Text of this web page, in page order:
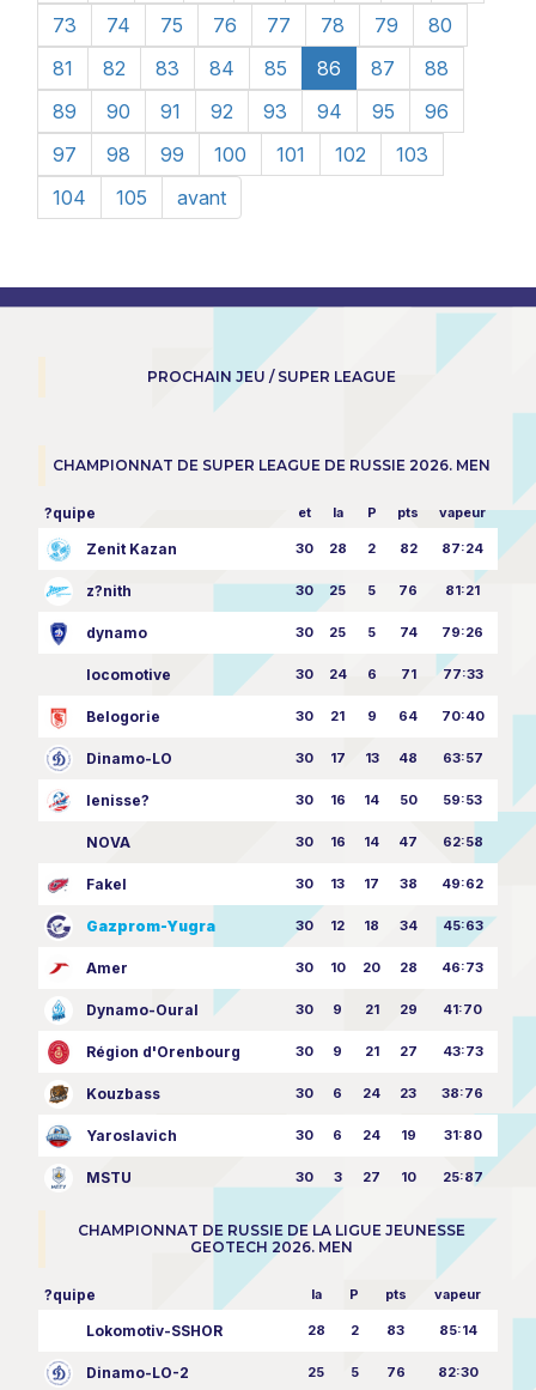
73
74 75 76 77 78 79
80
81
82 83 84 85 86 87
88
89
90 91 92 93 94 95
96
97
98 99 100 101 102
103
104
105 avant
PROCHAIN JEU / SUPER LEAGUE
CHAMPIONNAT DE SUPER LEAGUE DE RUSSIE 2026. MEN
?quipe et la P pts vapeur
Zenit Kazan 30 28 2 82 87:24
z?nith 30 25 5 76 81:21
dynamo 30 25 5 74 79:26
locomotive 30 24 6 71 77:33
Belogorie 30 21 9 64 70:40
Dinamo-LO 30 17 13 48 63:57
Ienisse? 30 16 14 50 59:53
NOVA 30 16 14 47 62:58
Fakel 30 13 17 38 49:62
Gazprom-Yugra 30 12 18 34 45:63
Amer 30 10 20 28 46:73
Dynamo-Oural 30 9 21 29 41:70
Région d'Orenbourg 30 9 21 27 43:73
Kouzbass 30 6 24 23 38:76
Yaroslavich 30 6 24 19 31:80
MSTU 30 3 27 10 25:87
CHAMPIONNAT DE RUSSIE DE LA LIGUE JEUNESSE
GEOTECH 2026. MEN
?quipe la P pts vapeur
Lokomotiv-SSHOR 28 2 83 85:14
Dinamo-LO-2 25 5 76 82:30